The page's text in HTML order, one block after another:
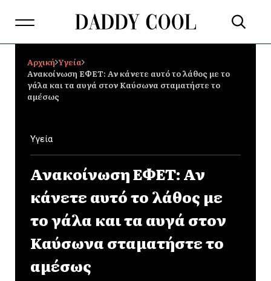
Αρχική Υγεία
Ανακοίνωση ΕΦΕΤ: Αν κάνετε αυτό το λάθος με το
γάλα και τα αυγά στον Καύσωνα σταματήστε το
αμέσως
Υγεία
Ανακοίνωση ΕΦΕΤ: Αν
κάνετε αυτό το λάθος με
το γάλα και τα αυγά στον
Καύσωνα σταματήστε το
αμέσως